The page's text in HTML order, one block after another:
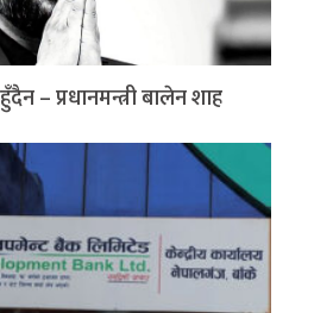
– प्रधानमन्त्री बालेन शाह